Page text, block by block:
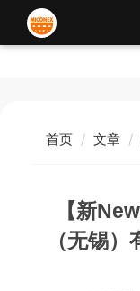
首页 文章
【新
（无锡